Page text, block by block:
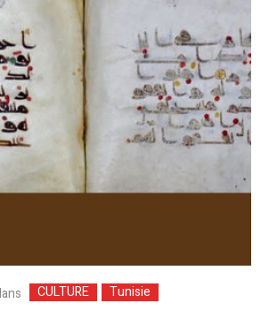
CULTURE Tunisie